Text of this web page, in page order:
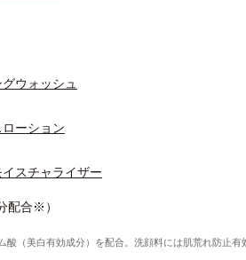
ウォッシュ
ーション
スチャライザー
配合※）
（美白有効成分）を配合。洗顔料には肌荒れ防止有